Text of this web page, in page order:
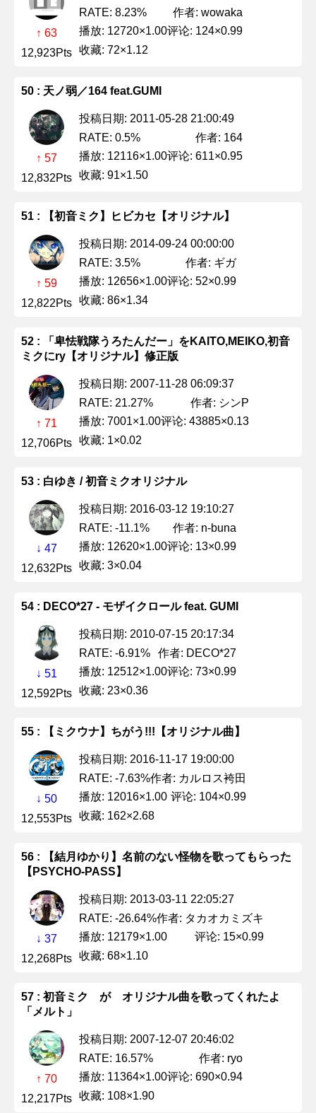
↑ 63
12,923Pts
RATE: 8.23%
作者: wowaka
播放: 12720×1.00评论: 124×0.99
收藏: 72×1.12
50 : 天ノ弱／164 feat.GUMI
↑ 57
12,832Pts
投稿日期: 2011-05-28 21:00:49
RATE: 0.5%
作者: 164
播放: 12116×1.00评论: 611×0.95
收藏: 91×1.50
51 : 【初音ミク】ヒビカセ【オリジナル】
↑ 59
12,822Pts
投稿日期: 2014-09-24 00:00:00
RATE: 3.5%
作者: ギガ
播放: 12656×1.00评论: 52×0.99
收藏: 86×1.34
52 : 「卑怯戦隊うろたんだー」をKAITO,MEIKO,初音
ミクにry【オリジナル】修正版
↑ 71
12,706Pts
投稿日期: 2007-11-28 06:09:37
RATE: 21.27%
作者: シンP
播放: 7001×1.00评论: 43885×0.13
收藏: 1×0.02
53 : 白ゆき / 初音ミクオリジナル
↓ 47
12,632Pts
投稿日期: 2016-03-12 19:10:27
RATE: -11.1%
作者: n-buna
播放: 12620×1.00评论: 13×0.99
收藏: 3×0.04
54 : DECO*27 - モザイクロール feat. GUMI
↓ 51
12,592Pts
投稿日期: 2010-07-15 20:17:34
RATE: -6.91%
作者: DECO*27
播放: 12512×1.00评论: 73×0.99
收藏: 23×0.36
55 : 【ミクウナ】ちがう!!!【オリジナル曲】
↓ 50
12,553Pts
投稿日期: 2016-11-17 19:00:00
RATE: -7.63%作者: カルロス袴田
播放: 12016×1.00 评论: 104×0.99
收藏: 162×2.68
56 : 【結月ゆかり】名前のない怪物を歌ってもらった
【PSYCHO-PASS】
↓ 37
12,268Pts
投稿日期: 2013-03-11 22:05:27
RATE: -26.64%作者: タカオカミズキ
播放: 12179×1.00
评论: 15×0.99
收藏: 68×1.10
57 : 初音ミク が オリジナル曲を歌ってくれたよ
「メルト」
↑ 70
12,217Pts
投稿日期: 2007-12-07 20:46:02
RATE: 16.57%
作者: ryo
播放: 11364×1.00评论: 690×0.94
收藏: 108×1.90